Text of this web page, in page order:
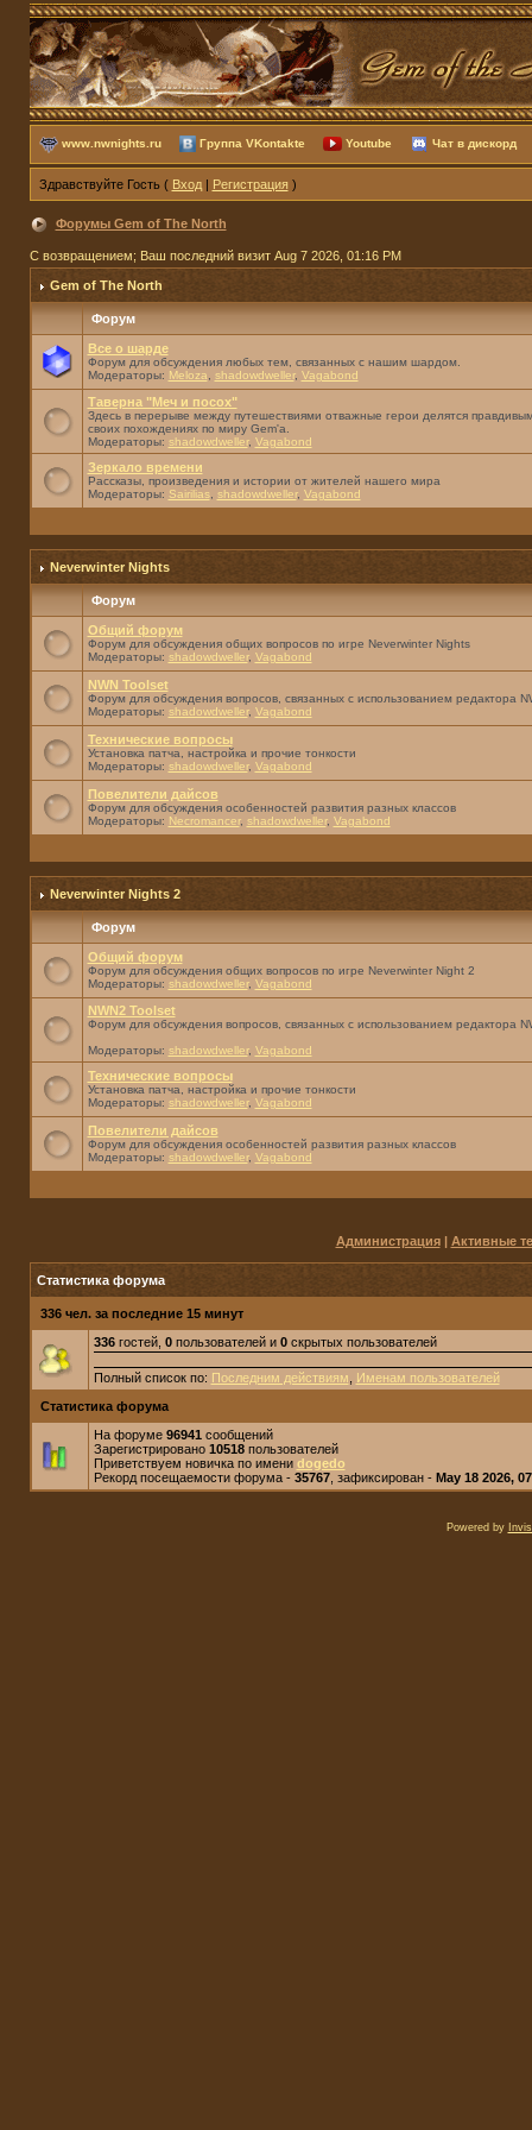
www.nwnights.ru Группа VKontakte Youtube Чат в дискорд
Здравствуйте Гость ( Вход| Регистрация)
Форумы Gem of The North
С возвращением; Ваш последний визит Aug 7 2026, 01:16 PM
Gem of The North
Форум
Все о шарде
Форум для обсуждения любых тем, связанных с нашим шардом.
Модераторы: Meloza shadowdweller, Vagabond
Таверна "Меч и посох"
Здесь в перерыве между путешествиями отважные герои делятся
своих похождениях по миру Gem'а.
Модераторы: shadowdweller, Vagabond
Зеркало времени
Рассказы, произведения и истории от жителей нашего мира
Модераторы: Sairilias, shadowdweller, Vagabond
Neverwinter Nights
Форум
Общий форум
Форум для обсуждения общих вопросов по игре Neverwinter Nights
Модераторы: shadowdweller, Vagabond
NWN Toolset
Форум для обсуждения вопросов, связанных с использованием редактора
Модераторы: shadowdweller, Vagabond
Технические вопросы
Установка патча, настройка и прочие тонкости
Модераторы: shadowdweller, Vagabond
Повелители дайсов
Форум для обсуждения особенностей развития разных классов
Модераторы: Necromancer, shadowdweller, Vagabond
Neverwinter Nights 2
Форум
Общий форум
Форум для обсуждения общих вопросов по игре Neverwinter Night 2
Модераторы: shadowdweller, Vagabond
NWN2 Toolset
Форум для обсуждения вопросов, связанных с использованием редактора
Модераторы: shadowdweller, Vagabond
Технические вопросы
Установка патча, настройка и прочие тонкости
Модераторы: shadowdweller, Vagabond
Повелители дайсов
Форум для обсуждения особенностей развития разных классов
Модераторы: shadowdweller, Vagabond
Администрация| Активные
Статистика форума
336 чел. за последние 15 минут
336гостей, 0пользователей и 0скрытых пользователей
Полный список по: Последним действиям
Именам пользователей
Статистика форума
На форуме 96941 сообщений
Зарегистрировано 10518пользователей
Приветствуем новичка по имени dogedo
Рекорд посещаемости форума - 35767, зафиксирован - May 18 2026,
Powered by